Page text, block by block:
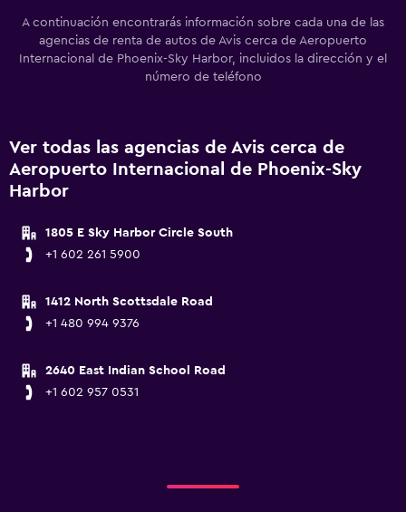
A continuación encontrarás información sobre cada una de las
agencias de renta de autos de Avis cerca de Aeropuerto
Internacional de Phoenix-Sky Harbor, incluidos la dirección y el
número de teléfono
Ver todas las agencias de Avis cerca de
Aeropuerto Internacional de Phoenix-Sky
Harbor
1805 E Sky Harbor Circle South
+1 602 261 5900
1412 North Scottsdale Road
+1 480 994 9376
2640 East Indian School Road
+1 602 957 0531